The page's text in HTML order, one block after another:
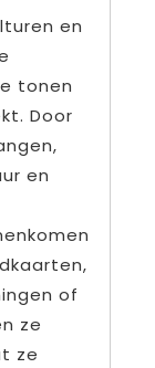
en
tonen
Door
en
of
ze
ze